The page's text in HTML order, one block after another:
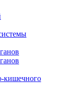
кишечного